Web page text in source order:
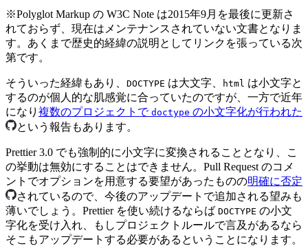
※Polyglot Markup の W3C Note は2015年9月を最後に更新さ
れておらず、現在はメンテナンスされていない文書となりま
す。あくまで歴史的経緯の説明としてリンクを張っている次
第です。
そういった経緯もあり、 DOCTYPE は大文字、 html は小文字と
するのが個人的な肌感覚に合っていたのですが、一方で近年
になり 複数のプロジェクトで doctype の小文字化が行われた
という報告もあります。
Prettier 3.0 でも強制的に小文字に変換されることとなり、こ
の挙動は無効にすることはできません。Pull Request のコメ
ントでオプションを用意する要望があったものの明確に否定
されているので、今後のアップデートで追加される望みも
薄いでしょう。Prettier を使い続けるならば DOCTYPE の小文
字化を受け入れ、もしプロジェクトルールで言及があるなら
そこもアップデートする必要があるということになります。